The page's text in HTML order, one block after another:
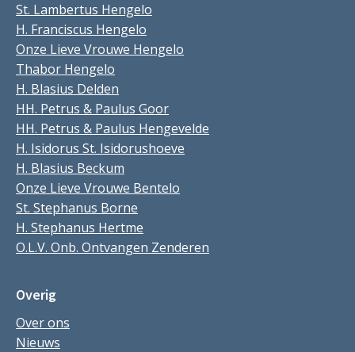
St. Lambertus Hengelo
H. Franciscus Hengelo
Onze Lieve Vrouwe Hengelo
Thabor Hengelo
H. Blasius Delden
HH. Petrus & Paulus Goor
HH. Petrus & Paulus Hengevelde
H. Isidorus St. Isidorushoeve
H. Blasius Beckum
Onze Lieve Vrouwe Bentelo
St. Stephanus Borne
H. Stephanus Hertme
O.L.V. Onb. Ontvangen Zenderen
Overig
Over ons
Nieuws